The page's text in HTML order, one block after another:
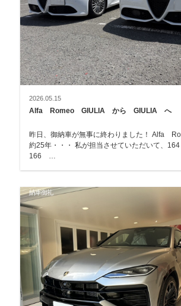
2026.05.15
Alfa Romeo GIULIA から GIULIA へ
昨日、御納車が無事に終わりました！ Alfa Romeo 歴が長く、
約25年・・・ 私が担当させていただいて、164 → 147・
166 …
納車御礼